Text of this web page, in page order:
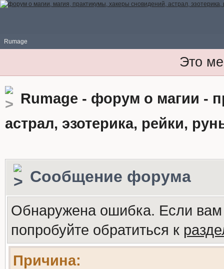
Rumage
Это
Rumage - форум о магии -
астрал, эзотерика, рейки,
Сообщение форума
Обнаружена ошибка. Если
попробуйте обратиться к
Причина: